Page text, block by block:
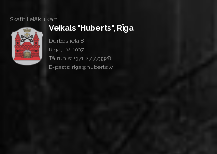
Skatīt lielāku karti
Veikals "Huberts", Rīga
Durbes iela 8
Rīga, LV-1007
Tālrunis: +371 27 773328
E-pasts: riga@huberts.lv